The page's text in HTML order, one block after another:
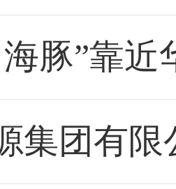
豚”靠近
集团有